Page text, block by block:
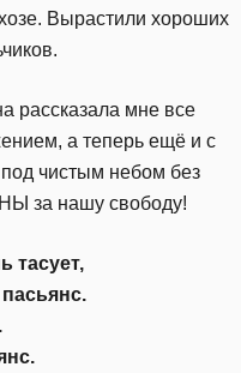
Вырастили хороших
рассказала мне все
а теперь ещё и с
под чистым небом без
за нашу свободу!
тасует,